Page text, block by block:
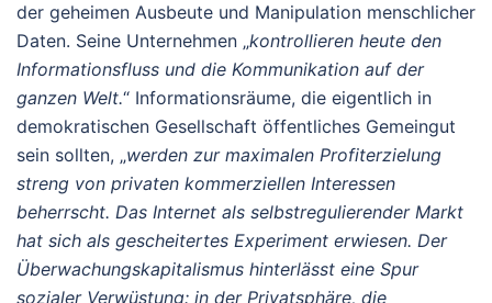
der geheimen Ausbeute und Manipulation menschlicher
Daten. Seine Unternehmen „kontrollieren heute den
Informationsfluss und die Kommunikation auf der
ganzen Welt.“ Informationsräume, die eigentlich in
demokratischen Gesellschaft öffentliches Gemeingut
sein sollten, „werden zur maximalen Profiterzielung
streng von privaten kommerziellen Interessen
beherrscht. Das Internet als selbstregulierender Markt
hat sich als gescheitertes Experiment erwiesen. Der
Überwachungskapitalismus hinterlässt eine Spur
sozialer Verwüstung: in der Privatsphäre, die